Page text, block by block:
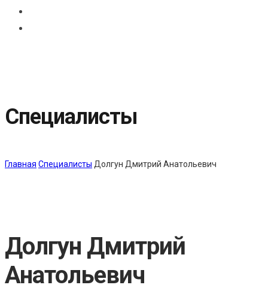
Специалисты
Главная Специалисты Долгун Дмитрий Анатольевич
Долгун Дмитрий
Анатольевич